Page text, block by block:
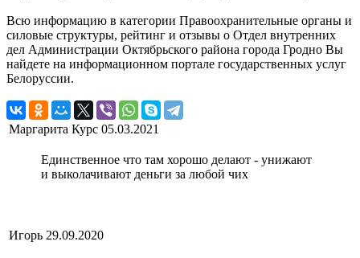
Всю информацию в категории Правоохранительные органы и
силовые структуры, рейтинг и отзывы о Отдел внутренних
дел Администрации Октябрьского района города Гродно Вы
найдете на информационном портале государственных услуг
Белоруссии.
Маргарита Курс 05.03.2021
Единственное что там хорошо делают - унижают
и выколачивают деньги за любой чих
Игорь 29.09.2020